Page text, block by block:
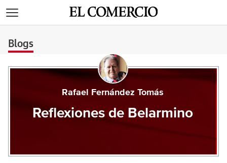
Blogs
Rafael Fernández Tomás
Reflexiones de Belarmino